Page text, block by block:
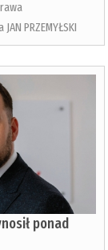
PRZEMYŁSKI
ponad